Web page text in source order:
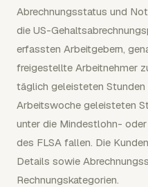
Abrechnungsstatus und
die US-
erfassten Arbeitgebern,
freigestellte Arbeitnehmer
täglich geleisteten
Arbeitswoche geleisteten
unter die Mindestlohn-
des FLSA fallen. Die
Details sowie
Rechnungskategorien.